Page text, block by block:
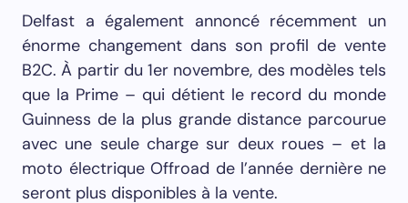
Delfast a également annoncé récemment un
énorme changement dans son profil de vente
B2C. À partir du 1er novembre, des modèles tels
que la Prime – qui détient le record du monde
Guinness de la plus grande distance parcourue
avec une seule charge sur deux roues – et la
moto électrique Offroad de l’année dernière ne
seront plus disponibles à la vente.